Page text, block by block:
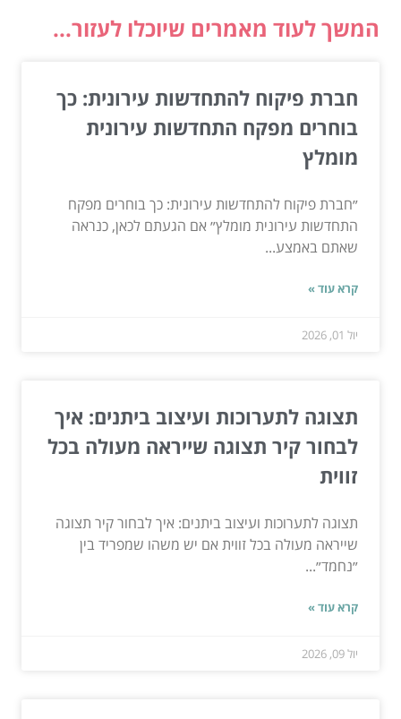
המשך לעוד מאמרים שיוכלו לעזור...
חברת פיקוח להתחדשות עירונית: כך
בוחרים מפקח התחדשות עירונית
מומלץ
״חברת פיקוח להתחדשות עירונית: כך בוחרים מפקח
התחדשות עירונית מומלץ״ אם הגעתם לכאן, כנראה
שאתם באמצע...
קרא עוד »
יול 01, 2026
תצוגה לתערוכות ועיצוב ביתנים: איך
לבחור קיר תצוגה שייראה מעולה בכל
זווית
תצוגה לתערוכות ועיצוב ביתנים: איך לבחור קיר תצוגה
שייראה מעולה בכל זווית אם יש משהו שמפריד בין
״נחמד״...
קרא עוד »
יול 09, 2026